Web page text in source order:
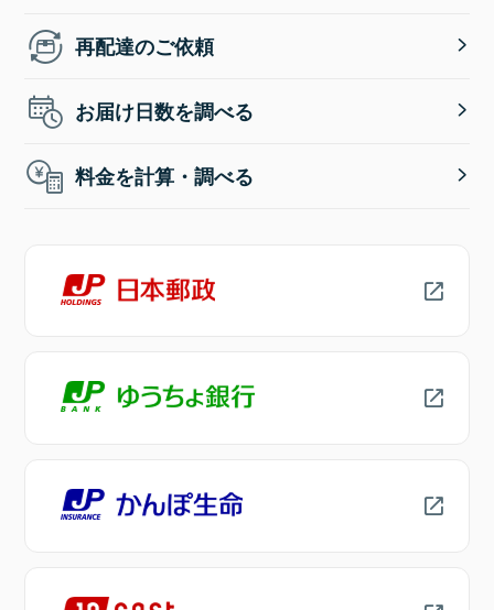
再配達のご依頼
お届け日数を調べる
料金を計算・調べる